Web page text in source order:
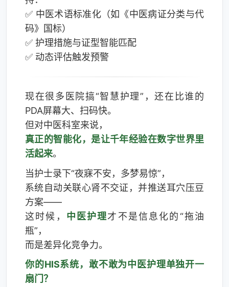
✅ 中医术语标准化（如《中医病证分类与代
码》国标）
✅ 护理措施与证型智能匹配
✅ 动态评估触发预警
现在很多医院搞“智慧护理”，还在比谁的
PDA屏幕大、扫码快。
但对中医科室来说，
真正的智能化，是让千年经验在数字世界里
活起来。
当护士录下“夜寐不安，多梦易惊”，
系统自动关联心肾不交证，并推送耳穴压豆
方案——
这时候， 中医护理才不是信息化的“拖油
瓶”，
而是差异化竞争力。
你的HIS系统，敢不敢为中医护理单独开一
扇门？